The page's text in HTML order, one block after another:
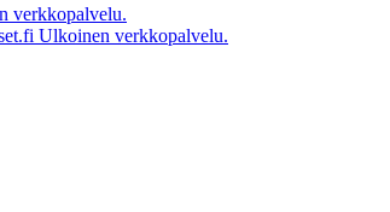
verkkopalvelu.
Ulkoinen verkkopalvelu.